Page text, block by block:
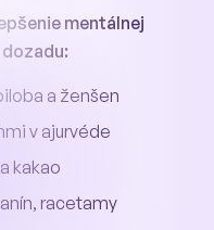
mentálnej
a ženšen
v ajurvéde
kakao
racetamy